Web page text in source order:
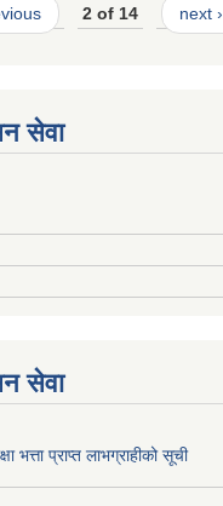
2 of 14 next ›
सेवा
सेवा
भत्ता प्राप्त लाभग्राहीको सूची